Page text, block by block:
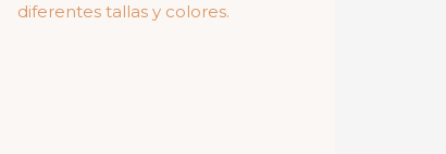
diferentes tallas y colores.